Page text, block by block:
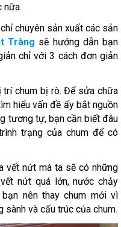
nữa.
chuyên sản xuất các sản
Tràng sẽ hướng dẫn bạn
chỉ với 3 cách đơn giản
chum bị rò. Để sửa chữa
hiểu vấn đề ấy bắt nguồn
tương tự, bạn cần biết đâu
trạng của chum để có
vết nứt mà ta sẽ có những
nứt quá lớn, nước chảy
nên thay chum mới vì
và cấu trúc của chum.